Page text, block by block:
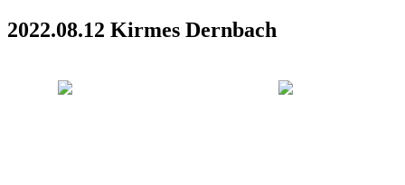
2022.08.12 Kirmes Dernbach